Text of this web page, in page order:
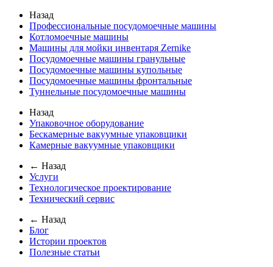
Назад
Профессиональные посудомоечные машины
Котломоечные машины
Машины для мойки инвентаря Zernike
Посудомоечные машины гранульные
Посудомоечные машины купольные
Посудомоечные машины фронтальные
Туннельные посудомоечные машины
Назад
Упаковочное оборудование
Бескамерные вакуумные упаковщики
Камерные вакуумные упаковщики
← Назад
Услуги
Технологическое проектирование
Технический сервис
← Назад
Блог
Истории проектов
Полезные статьи